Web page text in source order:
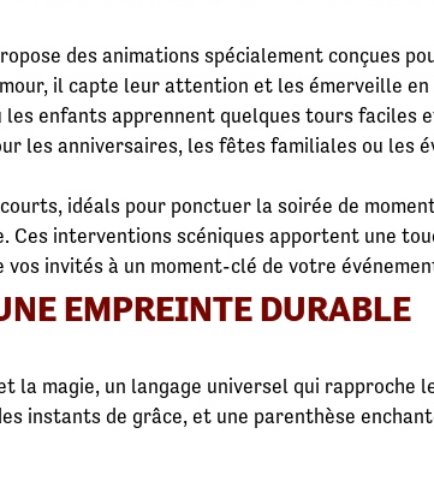
des animations spécialement conçues
il capte leur attention et les émerveille
les enfants apprennent quelques tours faciles
les anniversaires, les fêtes familiales ou les
idéals pour ponctuer la soirée de
Ces interventions scéniques apportent une
invités à un moment-clé de votre
EMPREINTE DURABLE
la magie, un langage universel qui rapproche
instants de grâce, et une parenthèse